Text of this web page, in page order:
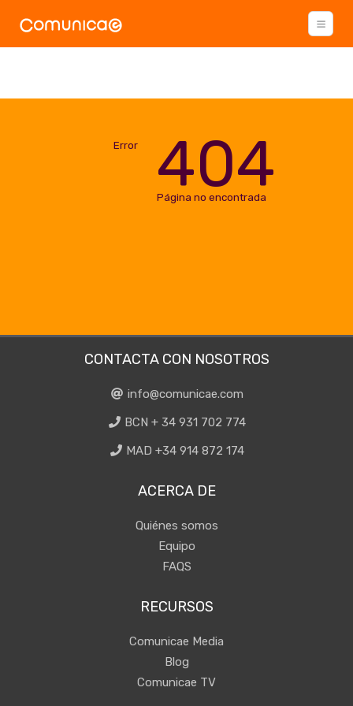
Error 404
Página no encontrada
CONTACTA CON NOSOTROS
info@comunicae.com
BCN + 34 931 702 774
MAD +34 914 872 174
ACERCA DE
Quiénes somos
Equipo
FAQS
RECURSOS
Comunicae Media
Blog
Comunicae TV